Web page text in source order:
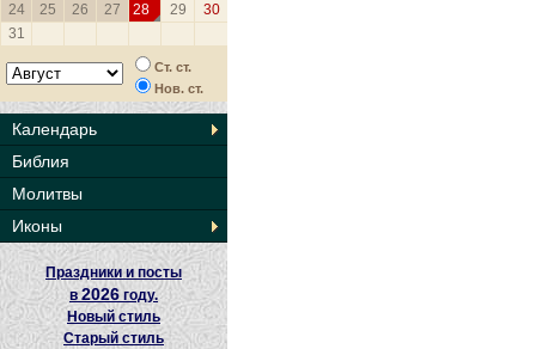
24
25 26 27 28 29
30
31
Ст. ст.
Нов. ст.
Календарь
Библия
Молитвы
Иконы
Праздники и посты
в2026 году.
Новый стиль
Старый стиль